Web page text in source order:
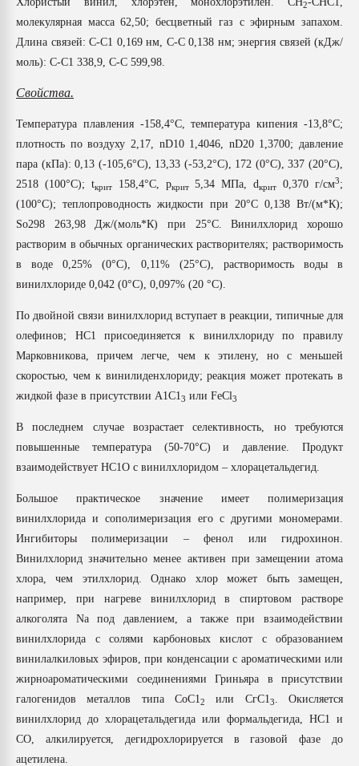
бутылок
2
молекулярная масса 62,50; бесцветный газ с эфирным запахом.
Длина связей: С-С1 0,169 нм, С-С 0,138 нм; энергия связей (кДж/
моль): С-С1 338,9, С-С 599,98.
Свойства.
Температура плавления -158,4°С, температура кипения -13,8°С;
плотность по воздуху 2,17, nD10 1,4046, nD20 1,3700; давление
пара (кПа): 0,13 (-105,6°С), 13,33 (-53,2°С), 172 (0°С), 337 (20°С),
2518 (100°С); tкрит158,4°С, pкрит5,34 МПа, dкрит 0,370 г/см3;
(100°С); теплопроводность жидкости при 20°С 0,138 Вт/(м*К);
Sо298 263,98 Дж/(моль*К) при 25°С. Винилхлорид хорошо
растворим в обычных органических растворителях; растворимость
в воде 0,25% (0°С), 0,11% (25°С), растворимость воды в
винилхлориде 0,042 (0°С), 0,097% (20 °С).
По двойной связи винилхлорид вступает в реакции, типичные для
олефинов; НС1 присоединяется к винилхлориду по правилу
Марковникова, причем легче, чем к этилену, но с меньшей
скоростью, чем к винилиденхлориду; реакция может протекать в
жидкой фазе в присутствии А1С13 или FeCl3
В последнем случае возрастает селективность, но требуются
повышенные температура (50-70°С) и давление. Продукт
взаимодействует НС1О с винилхлоридом – хлорацетальдегид.
Большое практическое значение имеет полимеризация
винилхлорида и сополимеризация его с другими мономерами.
Ингибиторы полимеризации – фенол или гидрохинон.
Винилхлорид значительно менее активен при замещении атома
хлора, чем этилхлорид. Однако хлор может быть замещен,
например, при нагреве винилхлорид в спиртовом растворе
алкоголята Na под давлением, а также при взаимодействии
винилхлорида с солями карбоновых кислот с образованием
винилалкиловых эфиров, при конденсации с ароматическими или
жирноароматическими соединениями Гриньяра в присутствии
галогенидов металлов типа СоС12 или СгС13. Окисляется
винилхлорид до хлорацетальдегида или формальдегида, НС1 и
СО, алкилируется, дегидрохлорируется в газовой фазе до
ацетилена.